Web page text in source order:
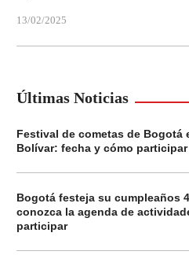
13/02/2025
Últimas Noticias
Festival de cometas de Bogotá
Bolívar: fecha y cómo participar
Bogotá festeja su cumpleaños
conozca la agenda de
participar